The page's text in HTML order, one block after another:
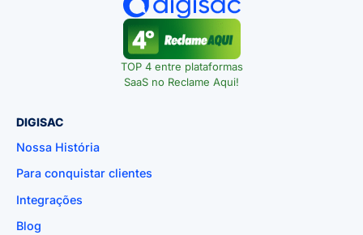
TOP 4 entre plataformas
SaaS no Reclame Aqui!
DIGISAC
Nossa História
Para conquistar clientes
Integrações
Blog